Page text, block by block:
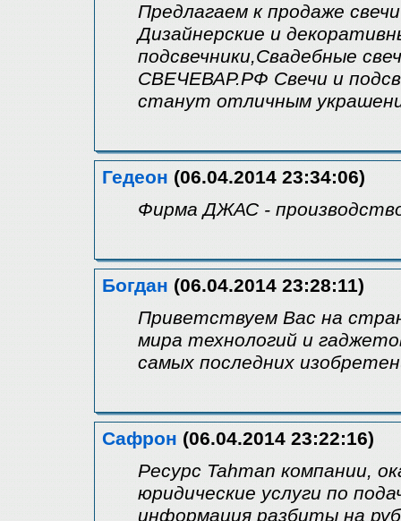
Предлагаем к продаже
Дизайнерские и
подсвечники,Свадебные
СВЕЧЕВАР.РФ Свечи и
станут отличным
Гедеон (06.04.2014 23:34:06)
Фирма ДЖАС -
Богдан (06.04.2014 23:28:11)
Приветствуем Вас на
мира технологий и
самых последних
Сафрон (06.04.2014 23:22:16)
Ресурс Tahman компании,
юридические услуги по
информация разбиты на